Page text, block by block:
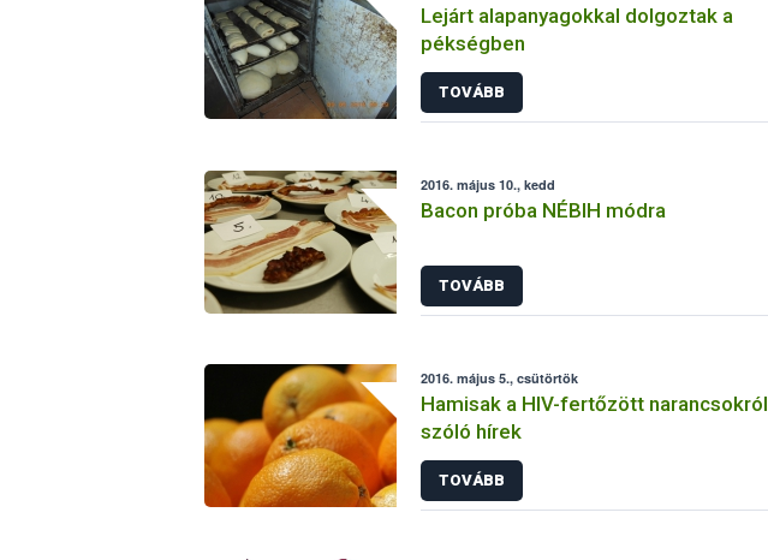
Lejárt alapanyagokkal dolgoztak a
pékségben
TOVÁBB
2016. május 10., kedd
Bacon próba NÉBIH módra
TOVÁBB
2016. május 5., csütörtök
Hamisak a HIV-fertőzött narancsokról
szóló hírek
TOVÁBB